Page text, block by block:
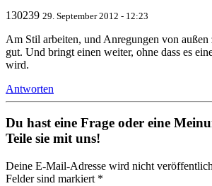
130239 29. September 2012 - 12:23
Am Stil arbeiten, und Anregungen von außen
gut. Und bringt einen weiter, ohne dass es
wird.
Antworten
Du hast eine Frage oder eine
Teile sie mit uns!
Deine E-Mail-Adresse wird nicht
Felder sind markiert *